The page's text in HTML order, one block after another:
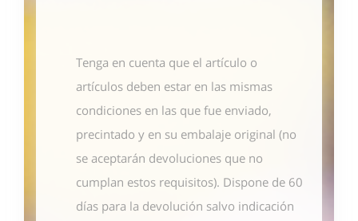
Tenga en cuenta que el artículo o
artículos deben estar en las mismas
condiciones en las que fue enviado,
precintado y en su embalaje original (no
se aceptarán devoluciones que no
cumplan estos requisitos). Dispone de 60
días para la devolución salvo indicación